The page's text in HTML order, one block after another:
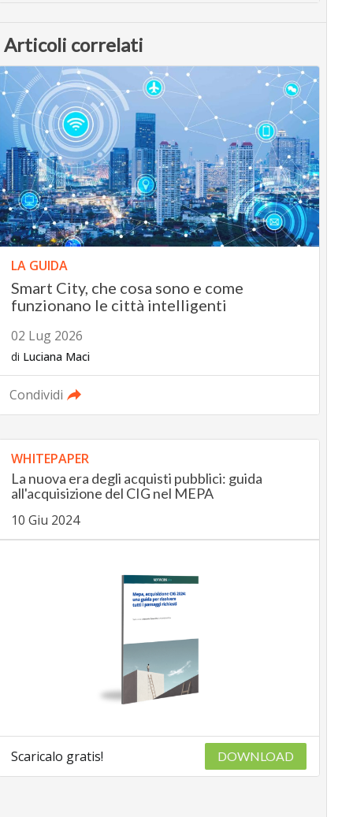
Articoli correlati
LA GUIDA
Smart City, che cosa sono e come
funzionano le città intelligenti
02 Lug 2026
di Luciana Maci
Condividi
WHITEPAPER
La nuova era degli acquisti pubblici: guida
all'acquisizione del CIG nel MEPA
10 Giu 2024
Scaricalo gratis! DOWNLOAD